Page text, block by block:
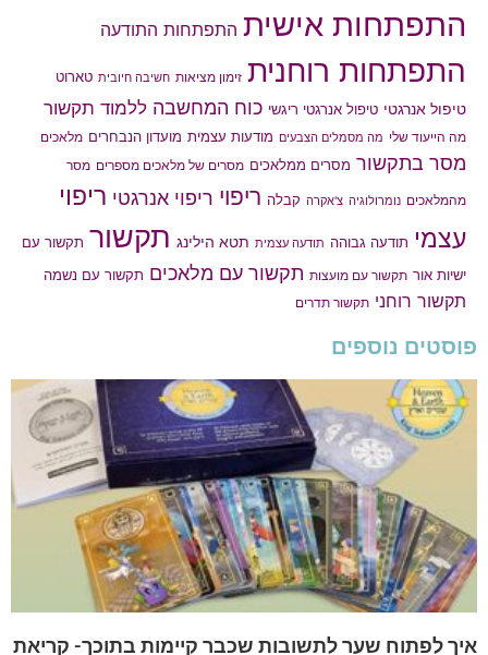
התפתחות אישית התפתחות התודעה
התפתחות רוחנית זימון מציאות חשיבה חיובית טארוט
טיפול אנרגטי טיפול אנרגטי ריגשי כוח המחשבה ללמוד תקשור
מה הייעוד שלי מה מסמלים הצבעים מודעות עצמית מועדון הנבחרים מלאכים
מסר בתקשור מסרים ממלאכים מסרים של מלאכים מספרים מסר
מהמלאכים נומרולוגיה צ'אקרה קבלה ריפוי ריפוי אנרגטי ריפוי
עצמי תודעה גבוהה תודעה עצמית תטא הילינג תקשור תקשור עם
ישיות אור תקשור עם מועצות תקשור עם מלאכים תקשור עם נשמה
תקשור רוחני תקשור תדרים
פוסטים נוספים
איך לפתוח שער לתשובות שכבר קיימות בתוכך- קריאת